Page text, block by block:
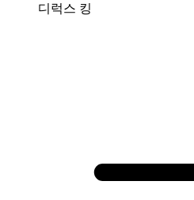
디럭스 킹